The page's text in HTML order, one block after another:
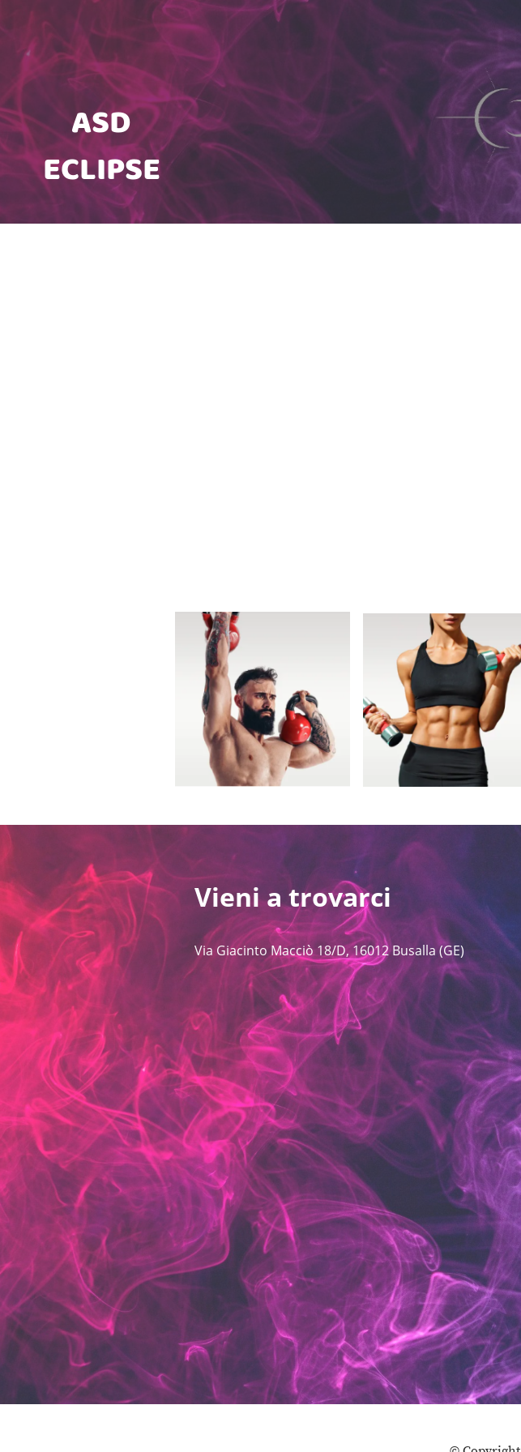
ASD
ECLIPSE
Vieni a trovarci
Via Giacinto Macciò 18/D, 16012 Busalla (GE)